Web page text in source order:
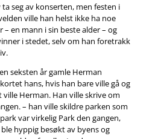
seg av konserten, men festen i
ville han helst ikke ha noe
– en mann i sin beste alder – og
i stedet, selv om han foretrakk
seksten år gamle Herman
hans, hvis han bare ville gå og
Herman. Han ville skrive om
– han ville skildre parken som
var virkelig Park den gangen,
hyppig besøkt av byens og